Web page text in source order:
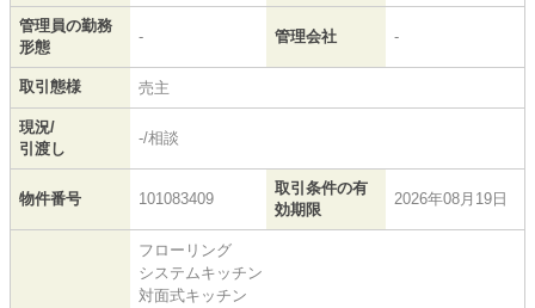
管理員の勤務
形態
- 管理会社 -
取引態様 売主
現況/
引渡し
-/相談
物件番号 101083409
取引条件の有
効期限
2026年08月19日
フローリング
システムキッチン
対面式キッチン